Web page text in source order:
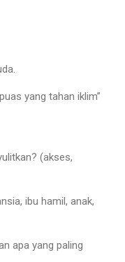
yang tahan iklim”
(akses,
ibu hamil, anak,
apa yang paling